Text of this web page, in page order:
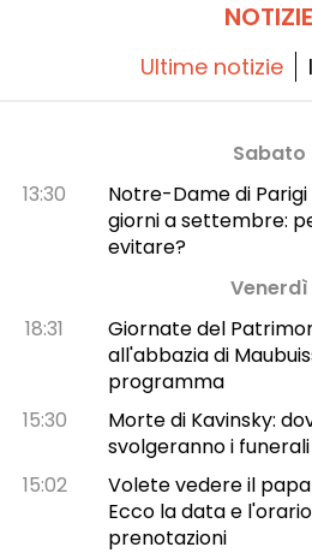
contemporanea. SieteNOTIZIE
Ultime notizie
Sabato
13:30
Notre-Dame di
giorni a settembre:
evitare?
Venerdì
18:31
Giornate del
all'abbazia di
programma
15:30
Morte di Kavinsky:
svolgeranno i funerali
15:02
Volete vedere il papa
Ecco la data e
prenotazioni